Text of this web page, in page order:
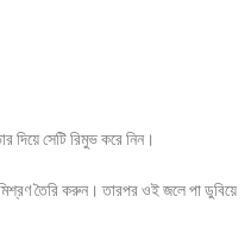
দিয়ে সেটি রিমুভ করে নিন।
তৈরি করুন। তারপর ওই জলে পা ডুবিয়ে